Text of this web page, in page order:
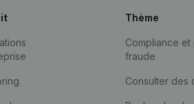
Thème
Compliance
fraude
Consulter des